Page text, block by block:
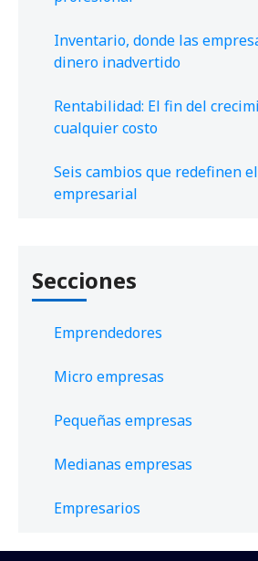
Inventario, donde las
dinero inadvertido
Rentabilidad: El fin del
cualquier costo
Seis cambios que redefinen
empresarial
Secciones
Emprendedores
Micro empresas
Pequeñas empresas
Medianas empresas
Empresarios